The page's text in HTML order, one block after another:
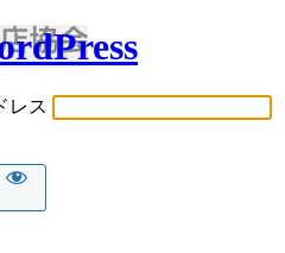
レス